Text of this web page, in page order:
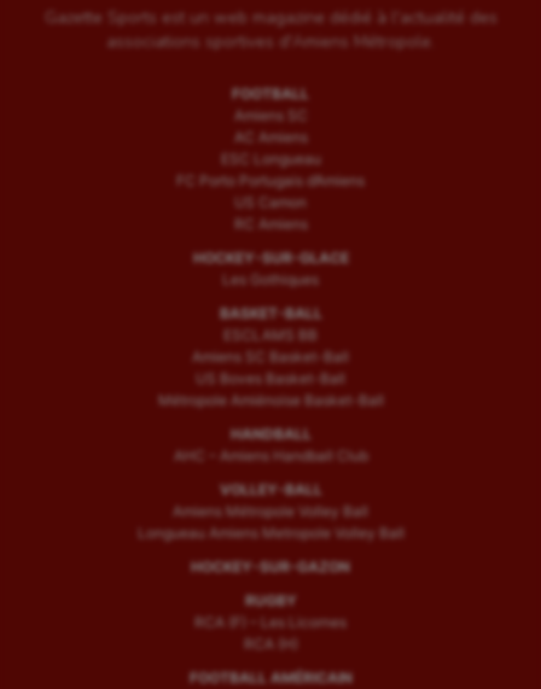
Gazette Sports est un web magazine dédié à l'actualité des
associations sportives d'Amiens Métropole.
FOOTBALL
Amiens SC
AC Amiens
ESC Longueau
FC Porto Portugais d’Amiens
US Camon
RC Amiens
HOCKEY-SUR-GLACE
Les Gothiques
BASKET-BALL
ESCLAMS BB
Amiens SC Basket-Ball
US Boves Basket-Ball
Métropole Amiénoise Basket-Ball
HANDBALL
AHC – Amiens Handball Club
VOLLEY-BALL
Amiens Métropole Volley Ball
Longueau Amiens Metropole Volley Ball
HOCKEY-SUR-GAZON
RUGBY
RCA (F) – Les Licornes
RCA (H)
FOOTBALL AMÉRICAIN